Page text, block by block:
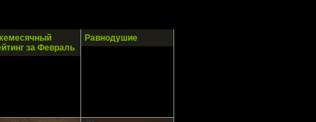
за Февраль
Равнодушие